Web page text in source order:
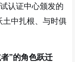
认证中心颁发的
土中扎根、与时俱
”的角色跃迁